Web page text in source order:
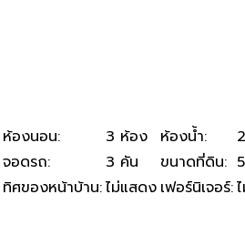
ห้องนอน: 3 ห้อง ห้องน้ำ:
จอดรถ: 3 คัน ขนาดที่ดิน:
ทิศของหน้าบ้าน:ไม่แสดง เฟอร์นิเจอร์: